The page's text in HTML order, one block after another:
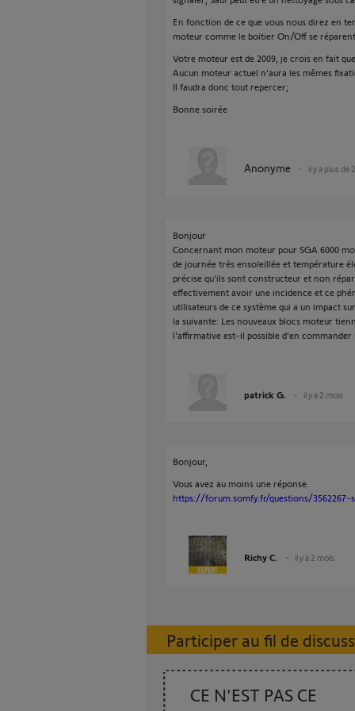
En fonction de ce que vous nous direz en
moteur comme le boitier On/Off se
Votre moteur est de 2009, je crois en fait
Aucun moteur actuel n'aura les mêmes
Il faudra donc tout repercer;
Bonne soirée
Anonyme il y a plus de
Bonjour
Concernant mon moteur pour SGA 6000
de journée trés ensoleillée et température
précise qu'ils sont constructeur et non
effectivement avoir une incidence et ce
utilisateurs de ce système qui a un impact
la suivante: Les nouveaux blocs moteur
l'affirmative est-il possible d'en commander
patrick G. il y a 2 mois
Bonjour,
Vous avez au moins une réponse.
https://forum.somfy.fr/questions/3562267-
Richy C. il y a 2 mois
Participer au fil de
CE N'EST PAS CE